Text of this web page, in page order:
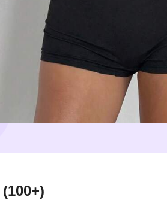
(100+)